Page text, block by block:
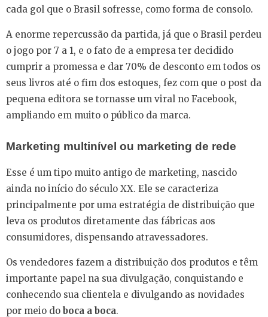
cada gol que o Brasil sofresse, como forma de consolo.
A enorme repercussão da partida, já que o Brasil perdeu
o jogo por 7 a 1, e o fato de a empresa ter decidido
cumprir a promessa e dar 70% de desconto em todos os
seus livros até o fim dos estoques, fez com que o post da
pequena editora se tornasse um viral no Facebook,
ampliando em muito o público da marca.
Marketing multinível ou marketing de rede
Esse é um tipo muito antigo de marketing, nascido
ainda no início do século XX. Ele se caracteriza
principalmente por uma estratégia de distribuição que
leva os produtos diretamente das fábricas aos
consumidores, dispensando atravessadores.
Os vendedores fazem a distribuição dos produtos e têm
importante papel na sua divulgação, conquistando e
conhecendo sua clientela e divulgando as novidades
por meio do boca a boca.